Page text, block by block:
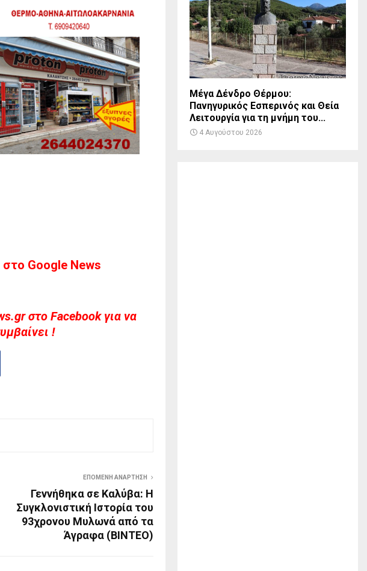
Google News
στο Facebook για να
!
ΕΠΌΜΕΝΗ ΑΝΆΡΤΗΣΗ
Γεννήθηκα σε Καλύβα: Η
Συγκλονιστική Ιστορία του
93χρονου Μυλωνά από τα
Άγραφα (ΒΙΝΤΕΟ)
Μέγα Δένδρο Θέρμου:
Πανηγυρικός Εσπερινός και Θεία
Λειτουργία για τη μνήμη του...
4 Αυγούστου 2026